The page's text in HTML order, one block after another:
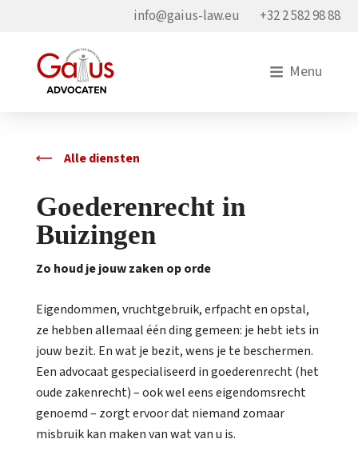
+32 2 582 98 88
info@gaius-law.eu
Menu
Alle diensten
Goederenrecht in
Buizingen
Zo houd je jouw zaken op orde
Eigendommen, vruchtgebruik, erfpacht en opstal,
ze hebben allemaal één ding gemeen: je hebt iets in
jouw bezit. En wat je bezit, wens je te beschermen.
Een advocaat gespecialiseerd in goederenrecht (het
oude zakenrecht) – ook wel eens eigendomsrecht
genoemd – zorgt ervoor dat niemand zomaar
misbruik kan maken van wat van u is.